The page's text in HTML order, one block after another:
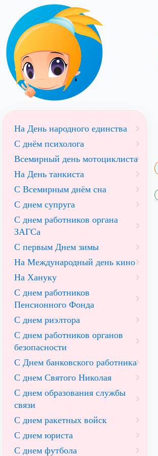
На День народного единства
С днём психолога
Всемирный день мотоциклиста
На День танкиста
С Всемирным днём сна
С днем супруга
С днем работников органа
ЗАГСа
С первым Днем зимы
На Международный день кино
На Хануку
С днем работников
Пенсионного Фонда
С днем риэлтора
С днем работников органов
безопасности
С Днем банковского работника
С днем Святого Николая
С днем образования службы
связи
С днем ракетных войск
С днем юриста
С днем футбола